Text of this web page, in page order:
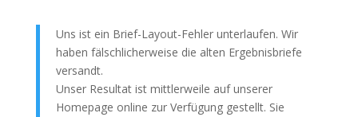
Uns ist ein Brief-Layout-Fehler unterlaufen. Wir
haben fälschlicherweise die alten Ergebnisbriefe
versandt.
Unser Resultat ist mittlerweile auf unserer
Homepage online zur Verfügung gestellt. Sie